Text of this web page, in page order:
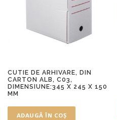
CUTIE DE ARHIVARE, DIN
CARTON ALB, C03,
DIMENSIUNE:345 X 245 X 150
MM
ADAUGĂ ÎN COȘ